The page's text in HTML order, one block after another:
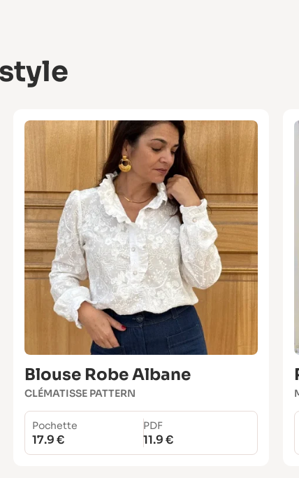
Blouse Robe Albane
CLÉMATISSE PATTERN
Pochette
17.9 €
PDF
11.9 €